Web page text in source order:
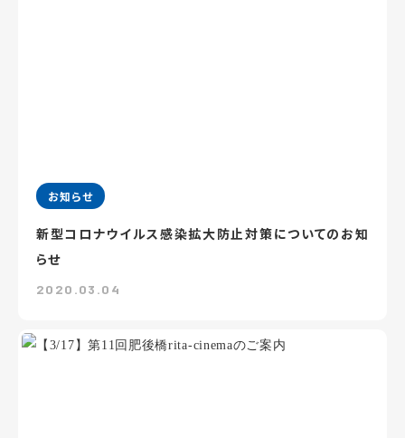
お知らせ
新型コロナウイルス感染拡大防止対策についてのお知
らせ
2020.03.04